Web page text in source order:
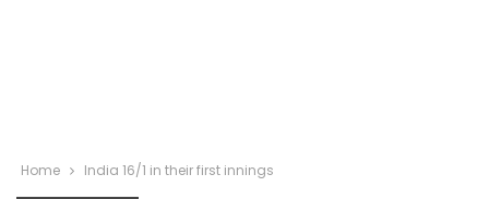
Home India 16/1 in their first innings